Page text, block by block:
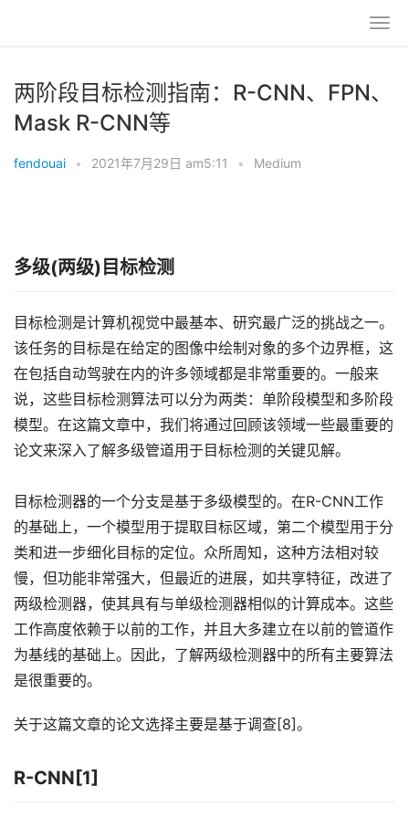
两阶段目标检测指南：R-CNN、FPN、
Mask R-CNN等
fendouai • 2021年7月29日 am5:11 • Medium
多级(两级)目标检测
目标检测是计算机视觉中最基本、研究最广泛的挑战之一。
该任务的目标是在给定的图像中绘制对象的多个边界框，这
在包括自动驾驶在内的许多领域都是非常重要的。一般来
说，这些目标检测算法可以分为两类：单阶段模型和多阶段
模型。在这篇文章中，我们将通过回顾该领域一些最重要的
论文来深入了解多级管道用于目标检测的关键见解。
目标检测器的一个分支是基于多级模型的。在R-CNN工作
的基础上，一个模型用于提取目标区域，第二个模型用于分
类和进一步细化目标的定位。众所周知，这种方法相对较
慢，但功能非常强大，但最近的进展，如共享特征，改进了
两级检测器，使其具有与单级检测器相似的计算成本。这些
工作高度依赖于以前的工作，并且大多建立在以前的管道作
为基线的基础上。因此，了解两级检测器中的所有主要算法
是很重要的。
关于这篇文章的论文选择主要是基于调查[8]。
R-CNN[1]